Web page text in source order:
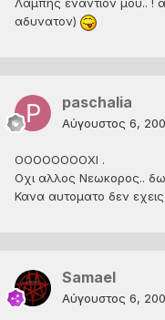
αδυνατον)
paschalia
Αύγουστος 6,
OOOOOOOOXI .
Oχι αλλος Νεωκορος..
Κανα αυτοματο δεν εχεις
Samael
Αύγουστος 6,